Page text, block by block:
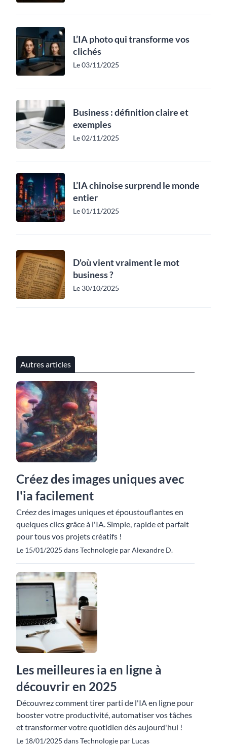
L’IA photo qui transforme vos
clichés
Le 03/11/2025
Business : définition claire et
exemples
Le 02/11/2025
L’IA chinoise surprend le monde
entier
Le 01/11/2025
D'où vient vraiment le mot
business ?
Le 30/10/2025
Autres articles
Créez des images uniques avec
l'ia facilement
Créez des images uniques et époustouflantes en
quelques clics grâce à l'IA. Simple, rapide et parfait
pour tous vos projets créatifs !
Le 15/01/2025 dans Technologie par Alexandre D.
Les meilleures ia en ligne à
découvrir en 2025
Découvrez comment tirer parti de l'IA en ligne pour
booster votre productivité, automatiser vos tâches
et transformer votre quotidien dès aujourd'hui !
Le 18/01/2025 dans Technologie par Lucas